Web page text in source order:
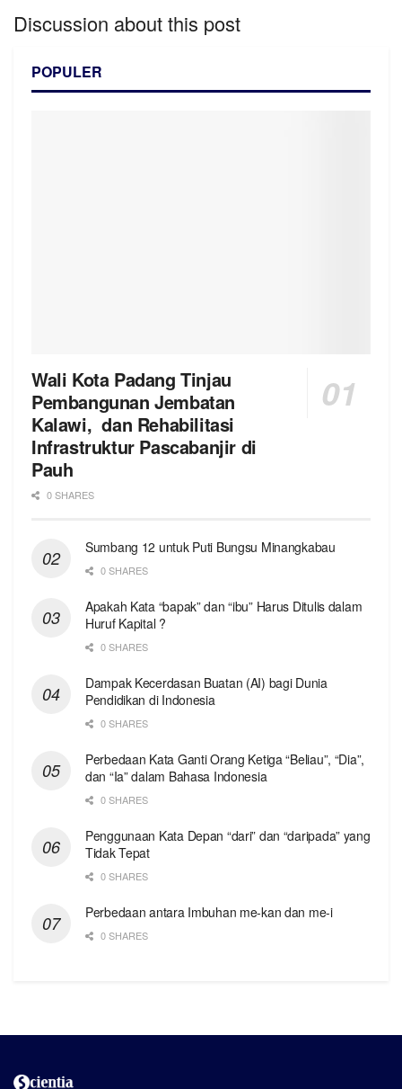
Discussion about this post
POPULER
Wali Kota Padang Tinjau
Pembangunan Jembatan
Kalawi, dan Rehabilitasi
Infrastruktur Pascabanjir di
Pauh
0 SHARES
Sumbang 12 untuk Puti Bungsu Minangkabau
0 SHARES
Apakah Kata “bapak” dan “ibu” Harus Ditulis dalam
Huruf Kapital ?
0 SHARES
Dampak Kecerdasan Buatan (AI) bagi Dunia
Pendidikan di Indonesia
0 SHARES
Perbedaan Kata Ganti Orang Ketiga “Beliau”, “Dia”,
dan “Ia” dalam Bahasa Indonesia
0 SHARES
Penggunaan Kata Depan “dari” dan “daripada” yang
Tidak Tepat
0 SHARES
Perbedaan antara Imbuhan me-kan dan me-i
0 SHARES